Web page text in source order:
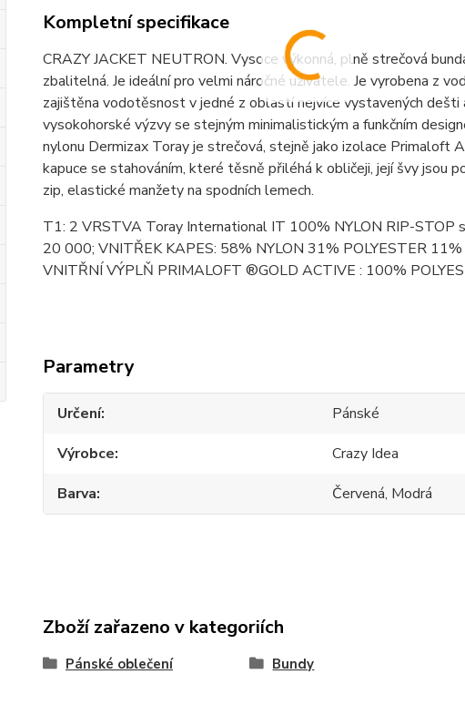
Kompletní specifikace
CRAZY JACKET NEUTRON. Vysoce výkonná, plně strečová
zbalitelná. Je ideální pro velmi náročné uživatele. Je vyrobena z
zajištěna vodotěsnost v jedné z oblastí nejvíce vystavených
vysokohorské výzvy se stejným minimalistickým a funkčním
nylonu Dermizax Toray je strečová, stejně jako izolace
kapuce se stahováním, které těsně přiléhá k obličeji, její švy jsou
zip, elastické manžety na spodních lemech.
T1: 2 VRSTVA Toray International IT 100% NYLON RIP-
20 000; VNITŘEK KAPES: 58% NYLON 31% POLYESTER
VNITŘNÍ VÝPLŇ PRIMALOFT ®GOLD ACTIVE : 100%
Parametry
Určení
Pánské
Výrobce
Crazy Idea
Barva
Červená, Modrá
Zboží zařazeno v kategoriích
Pánské oblečení Bundy